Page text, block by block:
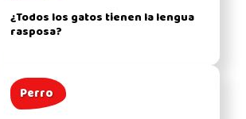
¿Todos los gatos tienen la lengua
rasposa?
Perro